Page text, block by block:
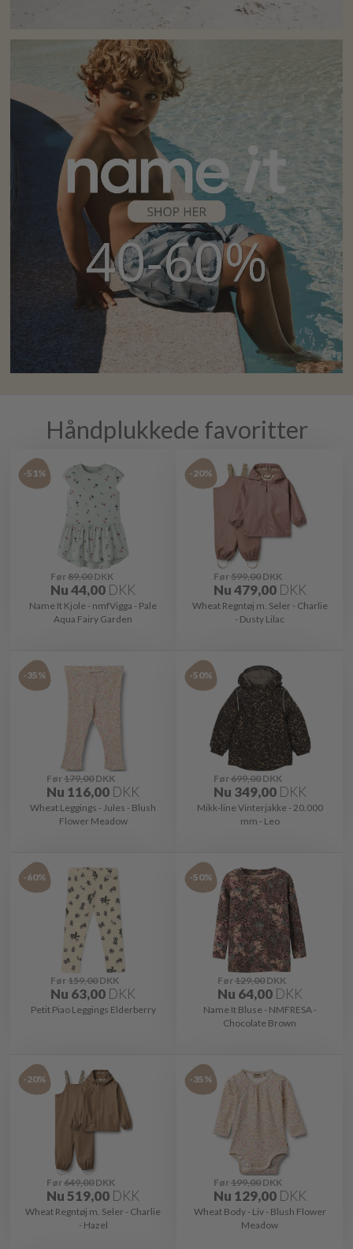
Håndplukkede favoritter
-51%
Før89,00DKK
Nu44,00 DKK
Name It Kjole - nmfVigga - Pale
Aqua Fairy Garden
-20%
Før599,00DKK
Nu479,00 DKK
Wheat Regntøj m. Seler - Charlie
- Dusty Lilac
-35%
Før179,00DKK
Nu 116,00 DKK
Wheat Leggings - Jules - Blush
Flower Meadow
-50%
Før699,00DKK
Nu 349,00 DKK
Mikk-line Vinterjakke - 20.000
mm - Leo
-60%
Før159,00DKK
Nu 63,00 DKK
Petit Piao Leggings Elderberry
-50%
Før129,00DKK
Nu 64,00 DKK
Name It Bluse - NMFRESA -
Chocolate Brown
-20%
Før649,00DKK
Nu519,00 DKK
Wheat Regntøj m. Seler - Charlie
- Hazel
-35%
Før199,00DKK
Nu 129,00 DKK
Wheat Body - Liv - Blush Flower
Meadow